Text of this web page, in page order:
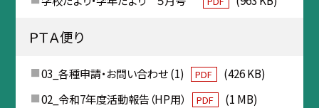
ＰＴＡ便り
03_各種申請・お問い合わせ (1) PDF
(426 KB)
02_令和7年度活動報告（HP用）
PDF
(1 MB)